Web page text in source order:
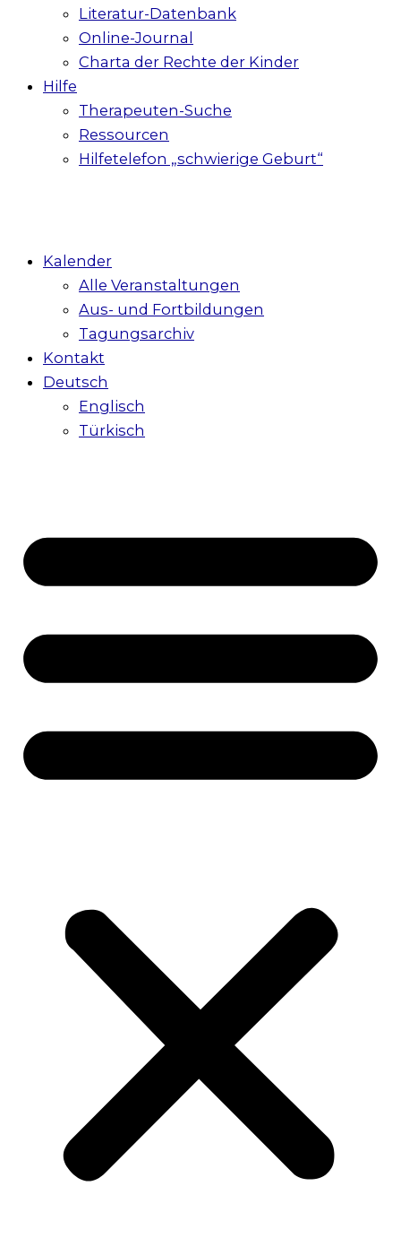
Literatur-Datenbank
Online-Journal
Charta der Rechte der Kinder
Hilfe
Therapeuten-Suche
Ressourcen
Hilfetelefon „schwierige Geburt“
Kalender
Alle Veranstaltungen
Aus- und Fortbildungen
Tagungsarchiv
Kontakt
Deutsch
Englisch
Türkisch